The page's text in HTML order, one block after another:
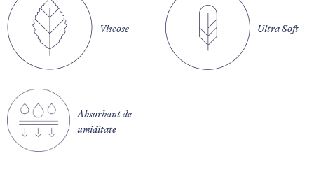
Viscose Ultra Soft
Absorbant de
umiditate